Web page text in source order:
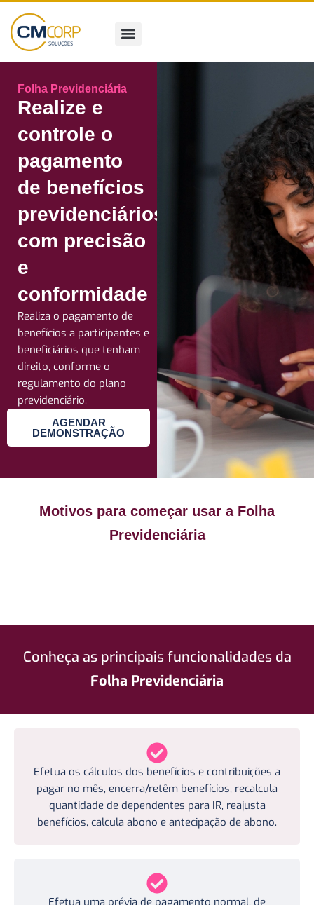
Pular
para
conteúdo
Folha Previdenciária
Realize e
controle o
pagamento
de benefícios
previdenciários
com precisão
e
conformidade
Realiza o pagamento de
benefícios a participantes e
beneficiários que tenham
direito, conforme o
regulamento do plano
previdenciário.
AGENDAR
DEMONSTRAÇÃO
Motivos para começar usar a Folha
Previdenciária
Gestão de Pagamentos
Especiais
Conheça as principais funcionalidades da
Folha Previdenciária
Efetua os cálculos dos benefícios e contribuições a
pagar no mês, encerra/retêm benefícios, recalcula
quantidade de dependentes para IR, reajusta
benefícios, calcula abono e antecipação de abono.
Efetua uma prévia de pagamento normal, de